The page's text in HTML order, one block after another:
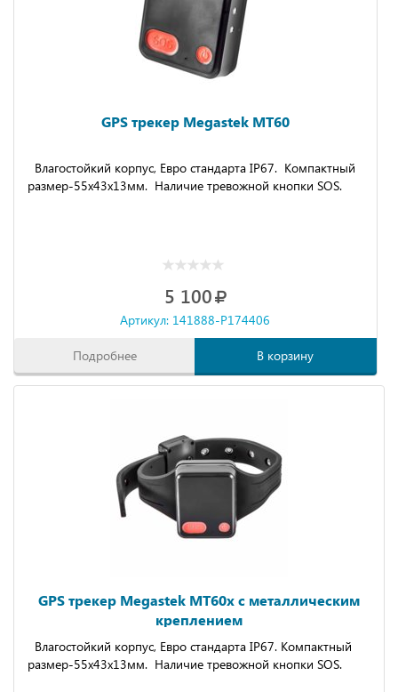
GPS трекер Megastek MT60
Влагостойкий корпус, Евро стандарта IP67. Компактный
размер-55x43x13мм. Наличие тревожной кнопки SOS.
5 100
Артикул: 141888-P174406
Подробнее В корзину
GPS трекер Megastek MT60x с металлическим
креплением
Влагостойкий корпус, Евро стандарта IP67. Компактный
размер-55x43x13мм. Наличие тревожной кнопки SOS.